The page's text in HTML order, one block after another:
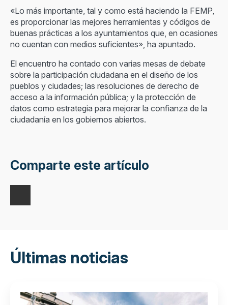
«Lo más importante, tal y como está haciendo la FEMP,
es proporcionar las mejores herramientas y códigos de
buenas prácticas a los ayuntamientos que, en ocasiones
no cuentan con medios suficientes», ha apuntado.
El encuentro ha contado con varias mesas de debate
sobre la participación ciudadana en el diseño de los
pueblos y ciudades; las resoluciones de derecho de
acceso a la información pública; y la protección de
datos como estrategia para mejorar la confianza de la
ciudadanía en los gobiernos abiertos.
Comparte este artículo
Últimas noticias